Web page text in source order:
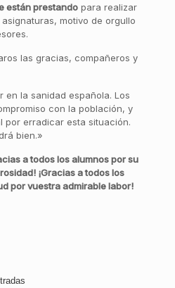
están prestandopara realizar
motivo de orgullo
las gracias, compañeros y
en la sanidad española. Los
con la población, y
por erradicar esta situación.
bien.»
a todos los alumnos por su
¡Gracias a todos los
por vuestra admirable labor!